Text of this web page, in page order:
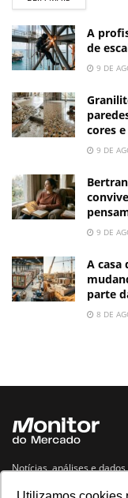
A
de
9 DE
cores
9 DE
9 DE
A casa
parte
8 DE
Notícias, análises e